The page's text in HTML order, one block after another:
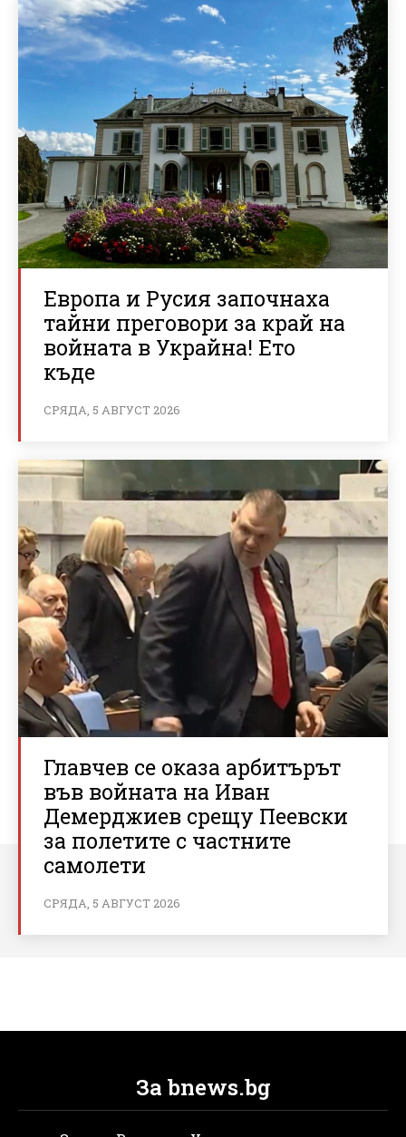
Европа и Русия започнаха
тайни преговори за край на
войната в Украйна! Ето
къде
СРЯДА, 5 АВГУСТ 2026
Главчев се оказа арбитърът
във войната на Иван
Демерджиев срещу Пеевски
за полетите с частните
самолети
СРЯДА, 5 АВГУСТ 2026
За bnews.bg